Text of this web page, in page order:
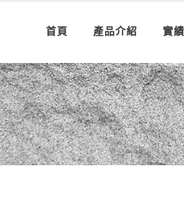
首頁 產品介紹 實